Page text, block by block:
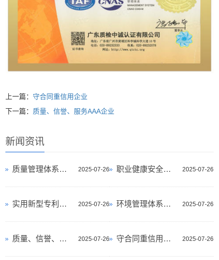
上一篇：守合同重信用企业
下一篇： 质量、信誉、服务AAA企业
新闻资讯
2025-07-26
质量管理体系认证证书 2025-07-26
职业健康安全管理体系认证证书
2025-07-26
实用新型专利证书 2025-07-26
环境管理体系认证证书
2025-07-26
质量、信誉、服务AAA企业 2025-07-26
守合同重信用企业